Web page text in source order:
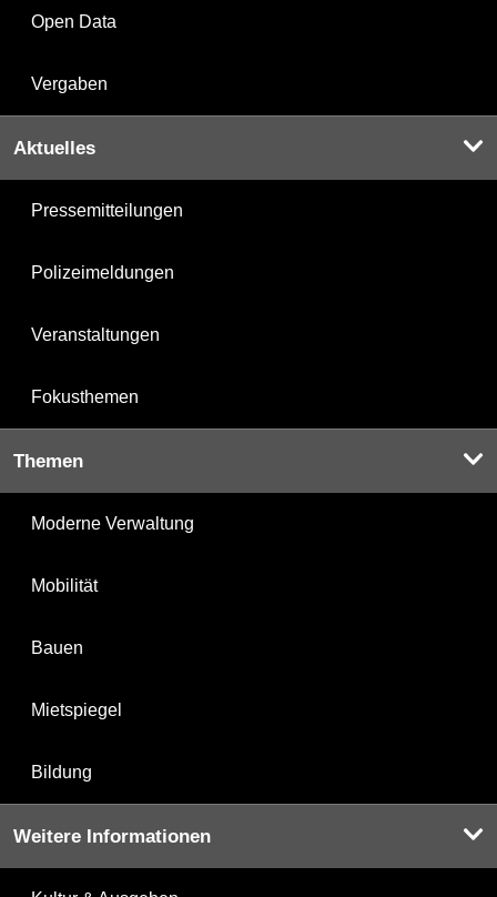
Open Data
Vergaben
Aktuelles
Pressemitteilungen
Polizeimeldungen
Veranstaltungen
Fokusthemen
Themen
Moderne Verwaltung
Mobilität
Bauen
Mietspiegel
Bildung
Weitere Informationen